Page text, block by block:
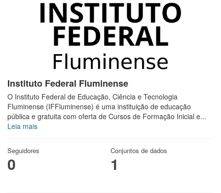
Instituto Federal Fluminense
O Instituto Federal de Educação, Ciência e Tecnologia
Fluminense (IFFluminense) é uma instituição de educação
pública e gratuita com oferta de Cursos de Formação Inicial e...
Leia mais
Seguidores
0
Conjuntos de dados
1